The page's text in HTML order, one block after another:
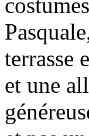
terrasse
et une